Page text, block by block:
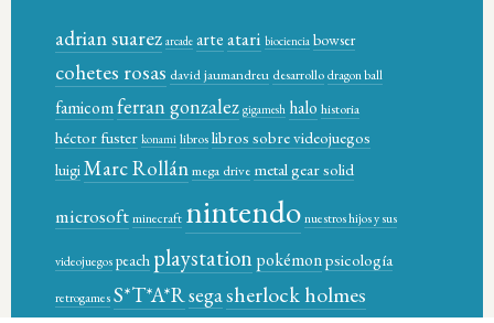
adrian suarez arcade arteatari biociencia bowser
cohetes rosas david jaumandreu desarrollodragon ball
famicomferran gonzalez gigamesh halo historia
héctor fuster konami libroslibros sobre videojuegos
luigiMarc Rollánmega drive metal gear solid
microsoftminecraft nintendonuestros hijos y sus
videojuegospeach playstationpokémonpsicología
retrogamesS*T*A*Rsegasherlock holmes